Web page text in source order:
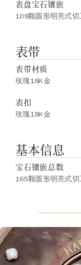
表盘宝石镶嵌
108颗圆形明亮式
表带
表带材质
玫瑰18K金
表扣
玫瑰18K金
基本信息
宝石镶嵌总数
165颗圆形明亮式